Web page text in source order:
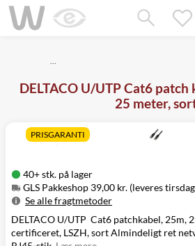
…
DELTACO U/UTP Cat6
25 meter,
PRISGARANTI
40+ stk. på lager
GLS Pakkeshop 39,00 kr. (leveres
Se alle fragtmetoder
Metode
Pris
Leveres
GLS Pakkeshop
39,00 kr.
Tirsdag d.
DELTACO U/UTP Cat6 patchkabel, 25m,
certificeret, LSZH, sort Almindeligt ret
Mangler chatten?
Ret samtykke!